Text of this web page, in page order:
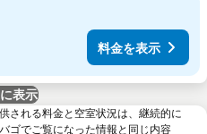
料金を表示
表示
される料金と空室状況は、継続的に
ゴでご覧になった情報と同じ内容